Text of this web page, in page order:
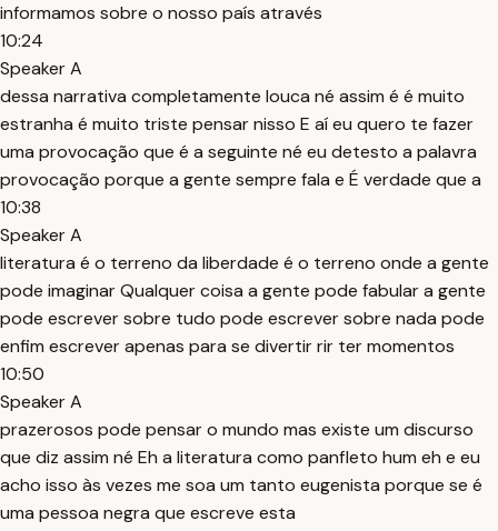
informamos sobre o nosso país através
10:24
Speaker A
dessa narrativa completamente louca né assim é é muito
estranha é muito triste pensar nisso E aí eu quero te fazer
uma provocação que é a seguinte né eu detesto a palavra
provocação porque a gente sempre fala e É verdade que a
10:38
Speaker A
literatura é o terreno da liberdade é o terreno onde a gente
pode imaginar Qualquer coisa a gente pode fabular a gente
pode escrever sobre tudo pode escrever sobre nada pode
enfim escrever apenas para se divertir rir ter momentos
10:50
Speaker A
prazerosos pode pensar o mundo mas existe um discurso
que diz assim né Eh a literatura como panfleto hum eh e eu
acho isso às vezes me soa um tanto eugenista porque se é
uma pessoa negra que escreve esta